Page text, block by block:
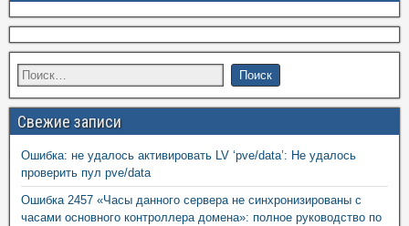
Свежие записи
Ошибка: не удалось активировать LV ‘pve/data’: Не удалось
проверить пул pve/data
Ошибка 2457 «Часы данного сервера не синхронизированы с
часами основного контроллера домена»: полное руководство по